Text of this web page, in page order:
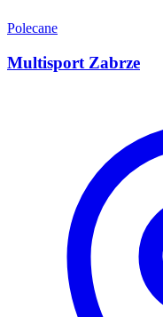
Polecane
Multisport Zabrze